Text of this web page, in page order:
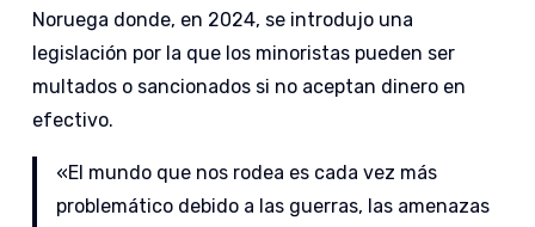
Noruega donde, en 2024, se introdujo una
legislación por la que los minoristas pueden ser
multados o sancionados si no aceptan dinero en
efectivo.
«El mundo que nos rodea es cada vez más
problemático debido a las guerras, las amenazas